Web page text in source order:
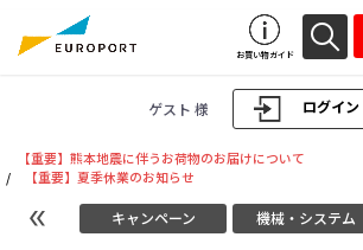
ログイン
ゲスト 様
お買い物ガイド
【重要】熊本地震に伴うお荷物のお届けについて
/
【重要】夏季休業のお知らせ
キャンペーン 機械・システム